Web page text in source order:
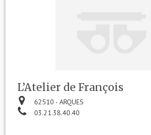
L’Atelier de François
62510 - ARQUES
03.21.38.40.40